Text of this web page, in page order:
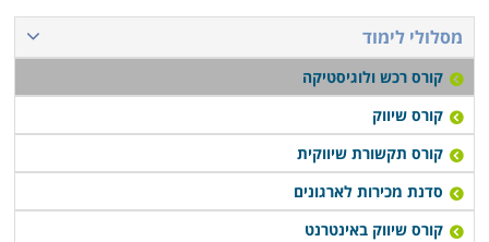
מסלולי לימוד
קורס רכש ולוגיסטיקה
קורס שיווק
קורס תקשורת שיווקית
סדנת מכירות לארגונים
קורס שיווק באינטרנט